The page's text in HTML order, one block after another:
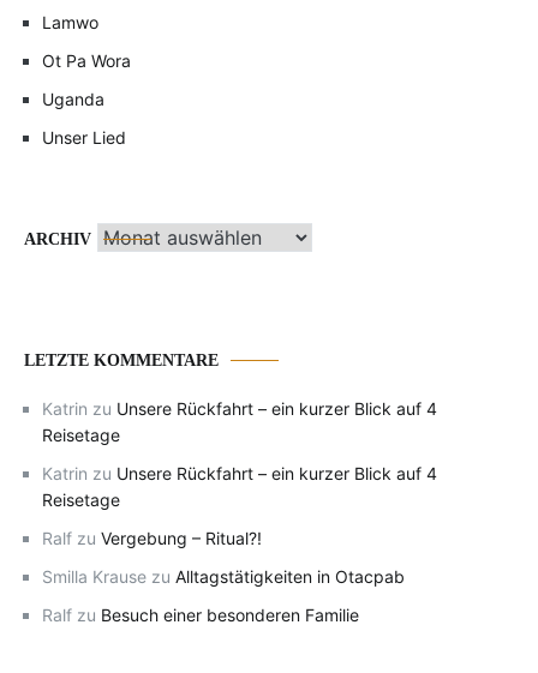
Lamwo
Ot Pa Wora
Uganda
Unser Lied
ARCHIV Archiv
LETZTE KOMMENTARE
Katrin zu Unsere Rückfahrt – ein kurzer Blick auf 4
Reisetage
Katrin zu Unsere Rückfahrt – ein kurzer Blick auf 4
Reisetage
Ralf zu Vergebung – Ritual?!
Smilla Krause zu Alltagstätigkeiten in Otacpab
Ralf zu Besuch einer besonderen Familie